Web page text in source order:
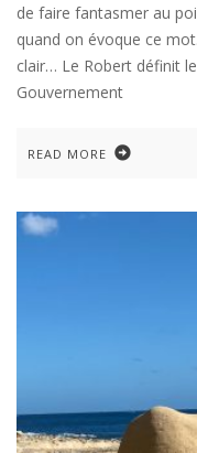
de faire fantasmer au
quand on évoque ce
clair… Le Robert définit
Gouvernement
READ MORE